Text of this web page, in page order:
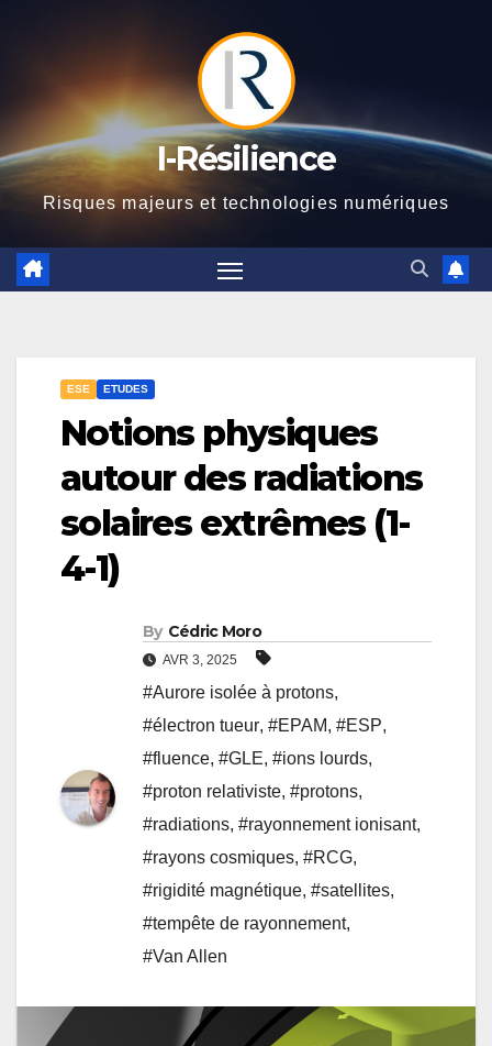
I-Résilience
Risques majeurs et technologies numériques
ESE ETUDES
Notions physiques
autour des radiations
solaires extrêmes (1-
4-1)
By Cédric Moro
AVR 3, 2025
#Aurore isolée à protons,
#électron tueur, #EPAM, #ESP,
#fluence, #GLE, #ions lourds,
#proton relativiste, #protons,
#radiations, #rayonnement ionisant,
#rayons cosmiques, #RCG,
#rigidité magnétique, #satellites,
#tempête de rayonnement,
#Van Allen